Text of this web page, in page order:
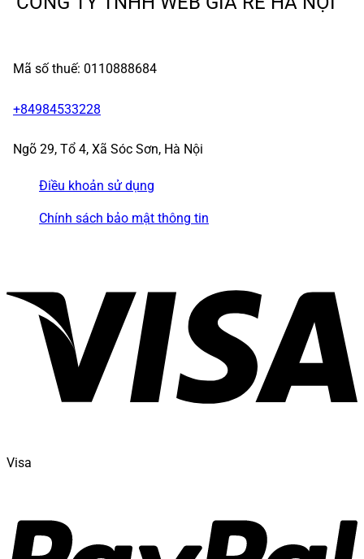
Mã số thuế: 0110888684
+84984533228
Ngõ 29, Tổ 4, Xã Sóc Sơn, Hà Nội
Điều khoản sử dụng
Chính sách bảo mật thông tin
Visa